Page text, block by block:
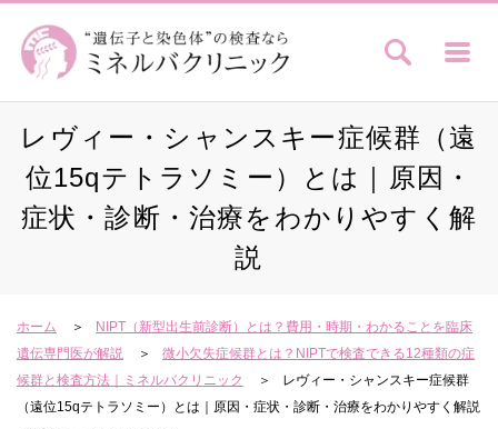
レヴィー・シャンスキー症候群（遠
位15qテトラソミー）とは｜原因・
症状・診断・治療をわかりやすく解
説
ホーム
NIPT（新型出生前診断）とは？費用・時期・わかることを臨床
遺伝専門医が解説
微小欠失症候群とは？NIPTで検査できる12種類の症
候群と検査方法｜ミネルバクリニック
レヴィー・シャンスキー症候群
（遠位15qテトラソミー）とは｜原因・症状・診断・治療をわかりやすく解説